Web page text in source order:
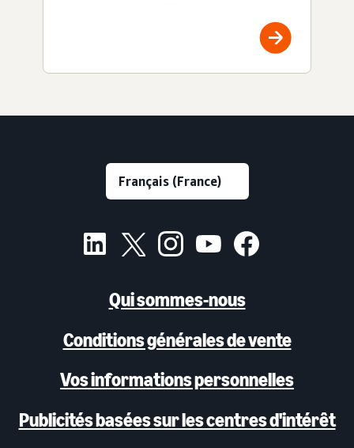
Qui sommes-nous
Conditions générales de vente
Vos informations personnelles
Publicités basées sur les centres d'intérêt